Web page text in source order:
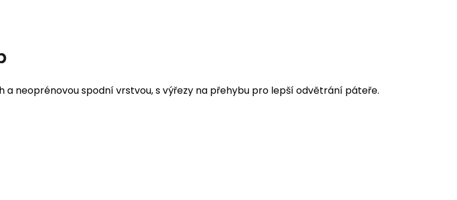
neoprénovou spodní vrstvou, s výřezy na přehybu pro lepší odvětrání páteře.